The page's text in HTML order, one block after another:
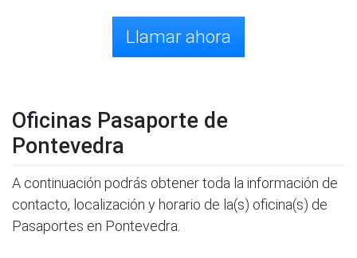
Llamar ahora
Oficinas Pasaporte de
Pontevedra
A continuación podrás obtener toda la información de
contacto, localización y horario de la(s) oficina(s) de
Pasaportes en Pontevedra.